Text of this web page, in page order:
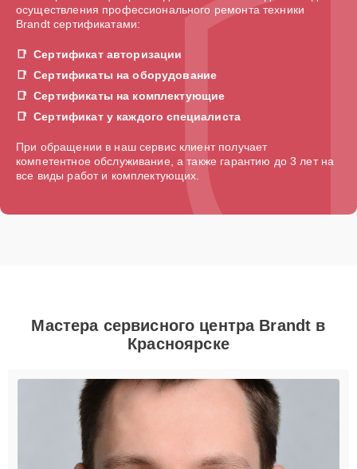
осуществления профессионального ремонта техники
Brandt сертификатами:
Сертификат авторизации
Сертификаты на оборудование
Сертификаты на комплектующие
Сертификат у каждого специалиста
При обращении в наш сервис клиент получает
компетентное обслуживание, а также гарантию до 3 лет на
все виды работ и комплектующих.
Мастера сервисного центра Brandt в
Красноярске